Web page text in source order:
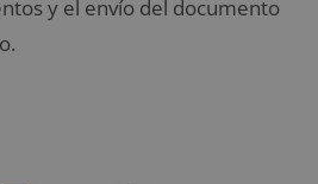
y el envío del documento